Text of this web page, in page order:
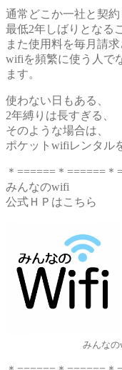
通常どこか一社と契
最低2年しばりとなる
また使用料を毎月請求
wifiを頻繁に使う人で
ます。
使わない日もある、
2年縛りは長すぎる、
そのような場合は、
ポケットwifiレンタル
＊======＊======＊
みんなのwifi
公式ＨＰはこちら
みんな